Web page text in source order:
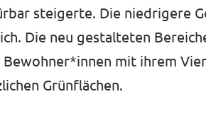
steigerte. Die niedrigere
Die neu gestalteten
mit ihrem
Grünflächen.